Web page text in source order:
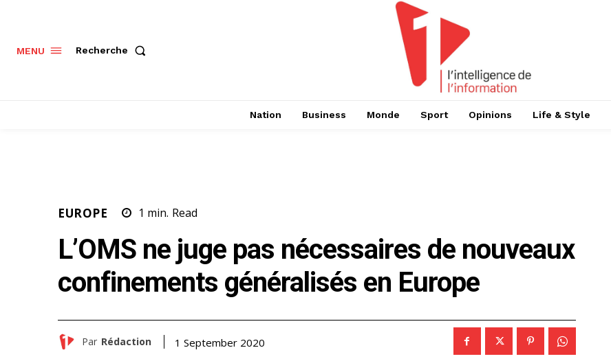
MENU Recherche
Nation Business Monde Sport Opinions Life & Style
EUROPE 1 min. Read
L’OMS ne juge pas nécessaires de nouveaux
confinements généralisés en Europe
Par Rédaction 1 September 2020